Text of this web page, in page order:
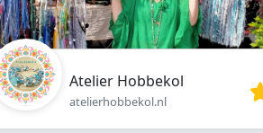
Atelier Hobbekol
atelierhobbekol.nl